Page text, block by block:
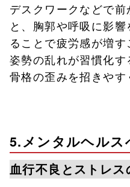
デスクワークなどで
と、胸郭や呼吸に影
ることで疲労感が増
姿勢の乱れが習慣化
骨格の歪みを招きやす
5.メンタルヘルス
血行不良とストレス